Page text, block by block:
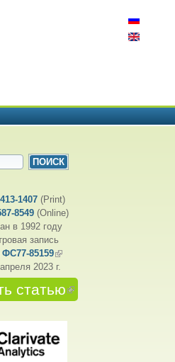
1407 (Print)
8549 (Online)
в 1992 году
запись
85159(внешняя ссылка)
2023 г.
статью